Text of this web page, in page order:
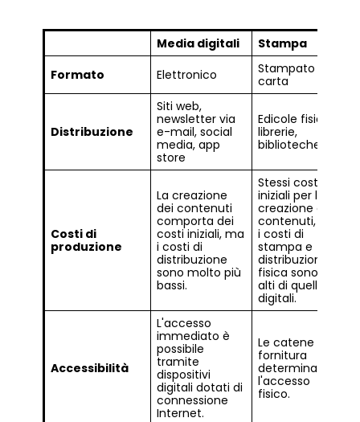
Media digitali
Stampa
Formato
Elettronico
Stampato su
carta
Distribuzione
Siti web,
newsletter via
e-mail, social
media, app
store
Edicole fisiche,
librerie,
biblioteche
Costi di
produzione
La creazione
dei contenuti
comporta dei
costi iniziali, ma
i costi di
distribuzione
sono molto più
bassi.
Stessi costi
iniziali per la
creazione dei
contenuti, ma
i costi di
stampa e
distribuzione
fisica sono più
alti di quelli
digitali.
Accessibilità
L'accesso
immediato è
possibile
tramite
dispositivi
digitali dotati di
connessione
Internet.
Le catene di
fornitura
determinano
l'accesso
fisico.